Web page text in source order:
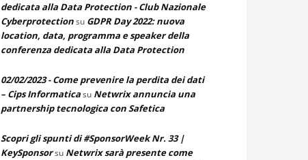
dedicata alla Data Protection - Club Nazionale
Cyberprotectionsu GDPR Day 2022: nuova
location, data, programma e speaker della
conferenza dedicata alla Data Protection
02/02/2023 - Come prevenire la perdita dei dati
– Cips Informaticasu Netwrix annuncia una
partnership tecnologica con Safetica
Scopri gli spunti di #SponsorWeek Nr. 33 |
KeySponsorsu Netwrix sarà presente come